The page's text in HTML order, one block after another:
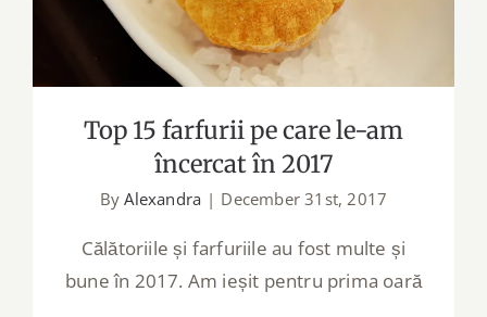
Top 15 farfurii pe care le-am
încercat în 2017
ByAlexandra | December 31st, 2017
Călătoriile și farfuriile au fost multe și
bune în 2017. Am ieșit pentru prima oară